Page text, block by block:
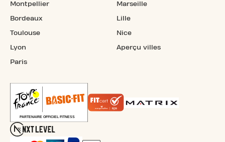
Montpellier
Bordeaux
Toulouse
Lyon
Paris
Marseille
Lille
Nice
Aperçu villes